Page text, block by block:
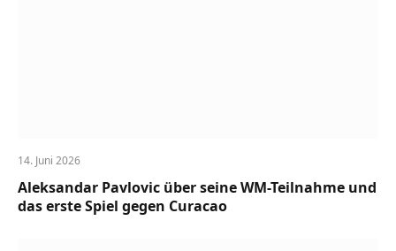
14. Juni 2026
Aleksandar Pavlovic über seine WM-Teilnahme und
das erste Spiel gegen Curacao